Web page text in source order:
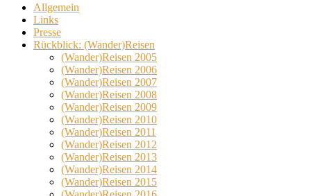
Allgemein
Links
Presse
Rückblick: (Wander)Reisen
(Wander)Reisen 2005
(Wander)Reisen 2006
(Wander)Reisen 2007
(Wander)Reisen 2008
(Wander)Reisen 2009
(Wander)Reisen 2010
(Wander)Reisen 2011
(Wander)Reisen 2012
(Wander)Reisen 2013
(Wander)Reisen 2014
(Wander)Reisen 2015